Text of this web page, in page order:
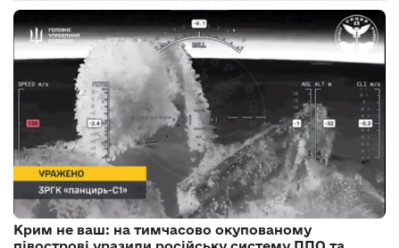
Крим не ваш: на тимчасово окупованому